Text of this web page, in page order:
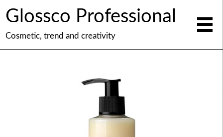
Glossco Professional
Cosmetic, trend and creativity